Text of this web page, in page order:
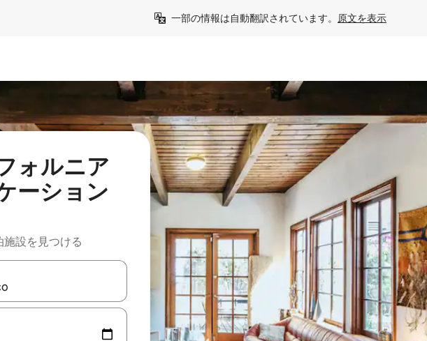
一部の情報は自動翻訳されています。 原文を表示
ォルニア
ーション
設を見つける
上下の矢印キーを使って移動するか、画面をタッチまたはスワイプして検索結果を確認すること